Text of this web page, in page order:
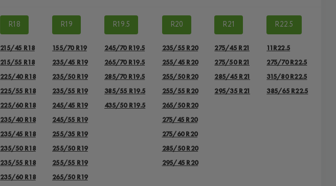
R18
215/45 R18
215/55 R18
225/40 R18
225/55 R18
225/60 R18
235/40 R18
235/45 R18
235/50 R18
235/55 R18
235/60 R18
R19
155/70 R19
235/45 R19
235/50 R19
235/55 R19
245/45 R19
245/55 R19
255/35 R19
255/50 R19
255/55 R19
265/50 R19
R19.5
245/70 R19.5
265/70 R19.5
285/70 R19.5
385/55 R19.5
435/50 R19.5
R20
235/55 R20
255/45 R20
255/50 R20
255/55 R20
265/50 R20
275/45 R20
275/60 R20
285/50 R20
295/45 R20
R21
275/45 R21
275/50 R21
285/45 R21
295/35 R21
R22.5
11R22.5
275/70 R22.5
315/80 R22.5
385/65 R22.5